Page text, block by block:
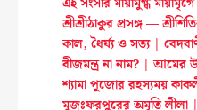
শ্রীশ্রীঠাকুর প্রসঙ্গ —
কাল, ধৈর্য্য ও সত্য |
বীজমন্ত্র না নাম? | আমের
শ্যামা পূজোর রহস্যময়
মুজঃফরপুরের অমৃতি লীলা |